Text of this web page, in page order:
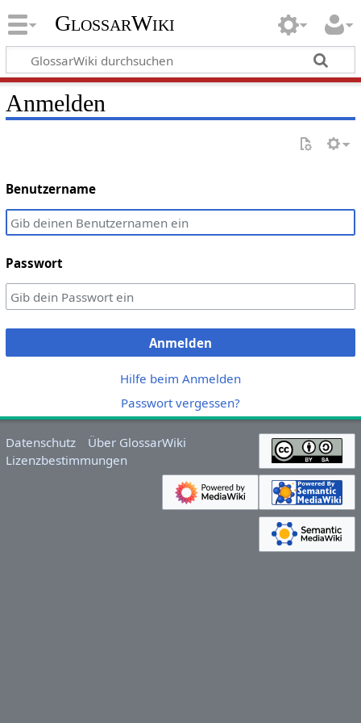
GlossarWiki
Anmelden
Benutzername
Passwort
Anmelden
Hilfe beim Anmelden
Passwort vergessen?
Datenschutz
Über GlossarWiki
Lizenzbestimmungen